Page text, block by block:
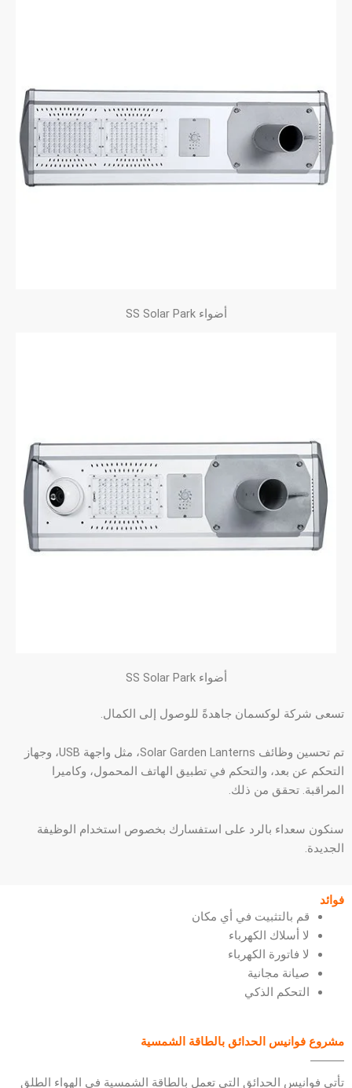
أضواء SS Solar Park
أضواء SS Solar Park
تسعى شركة لوكسمان جاهدةً للوصول إلى الكمال.
تم تحسين وظائف Solar Garden Lanterns، مثل واجهة USB، وجهاز
التحكم عن بعد، والتحكم في تطبيق الهاتف المحمول، وكاميرا
المراقبة. تحقق من ذلك.
سنكون سعداء بالرد على استفسارك بخصوص استخدام الوظيفة
الجديدة.
فوائد
قم بالتثبيت في أي مكان
لا أسلاك الكهرباء
لا فاتورة الكهرباء
صيانة مجانية
التحكم الذكي
مشروع فوانيس الحدائق بالطاقة الشمسية
تأتي فوانيس الحدائق التي تعمل بالطاقة الشمسية في الهواء الطلق